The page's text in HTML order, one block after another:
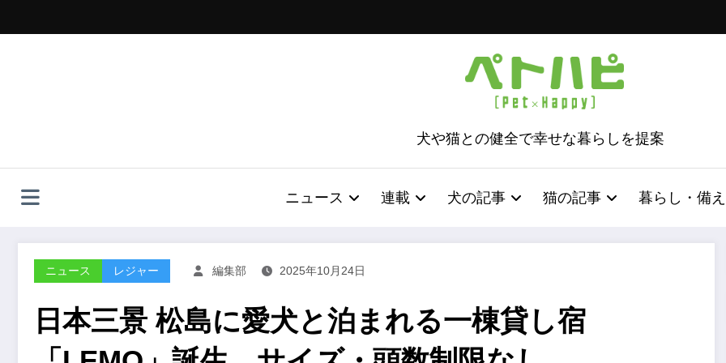
ッ
犬や猫との健全で幸せな暮らしを提案
ニュース 連載 犬の記事 猫の記事 暮らし・備え
ニュース レジャー 編集部 2025年10月24日
日本三景 松島に愛犬と泊まれる一棟貸し宿